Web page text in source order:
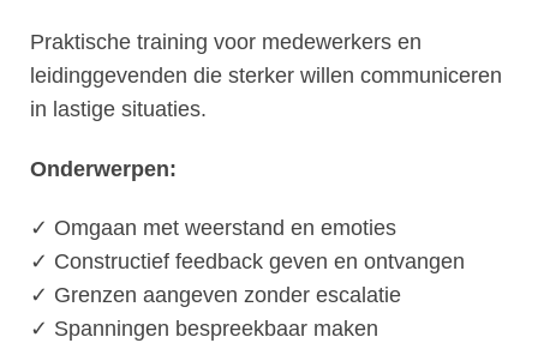
Praktische training voor medewerkers en
leidinggevenden die sterker willen communiceren
in lastige situaties.
Onderwerpen:
✓ Omgaan met weerstand en emoties
✓ Constructief feedback geven en ontvangen
✓ Grenzen aangeven zonder escalatie
✓ Spanningen bespreekbaar maken